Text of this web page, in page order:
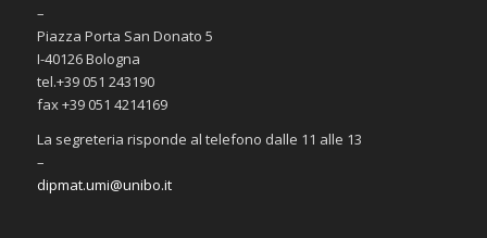
–
Piazza Porta San Donato 5
I-40126 Bologna
tel.+39 051 243190
fax +39 051 4214169
La segreteria risponde al telefono dalle 11 alle 13
–
dipmat.umi@unibo.it